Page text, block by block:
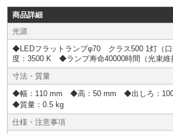
商品詳細
光源
◆LEDフラットランプφ70 クラス500 1灯（
度：3500 K ◆ランプ寿命40000時間（光束維
寸法・質量
◆幅：110 mm ◆高：50 mm ◆出しろ：
◆質量：0.5 kg
仕様・注意事項